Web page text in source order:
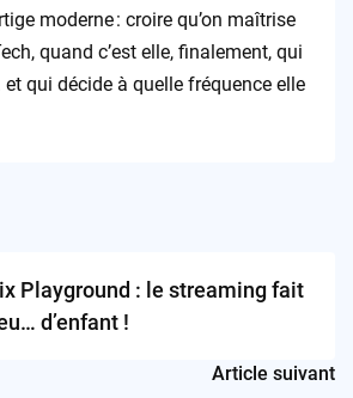
moderne : croire qu’on maîtrise
quand c’est elle, finalement, qui
qui décide à quelle fréquence elle
Playground : le streaming fait
d’enfant !
Article suivant